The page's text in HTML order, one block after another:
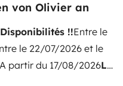
von Olivier an
!!Entre le
le 22/07/2026 et le
A partir du 17/08/2026Le